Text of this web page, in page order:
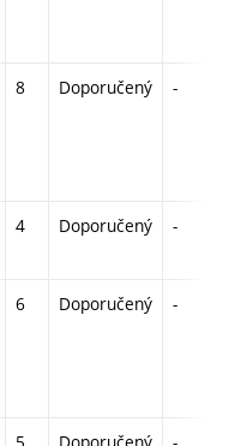
8 Doporučený -
4 Doporučený -
6 Doporučený -